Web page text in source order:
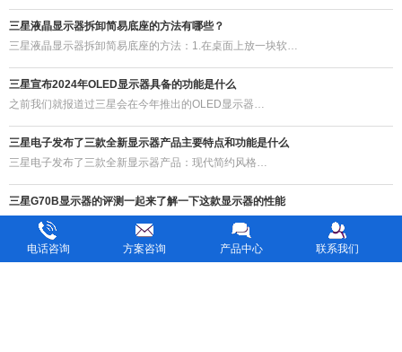
三星液晶显示器拆卸简易底座的方法有哪些？
三星液晶显示器拆卸简易底座的方法：1.在桌面上放一块软…
三星宣布2024年OLED显示器具备的功能是什么
之前我们就报道过三星会在今年推出的OLED显示器…
三星电子发布了三款全新显示器产品主要特点和功能是什么
三星电子发布了三款全新显示器产品：现代简约风格…
三星G70B显示器的评测一起来了解一下这款显示器的性能
在2024年的科技时代，我们的视觉体验随着技术的…
三星液晶拼接屏厂家的特点有哪些?
电话咨询 方案咨询 产品中心 联系我们